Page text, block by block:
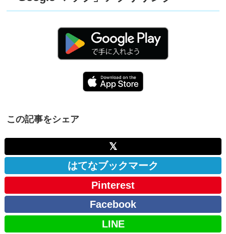
この記事をシェア
𝕏
はてなブックマーク
Pinterest
Facebook
LINE